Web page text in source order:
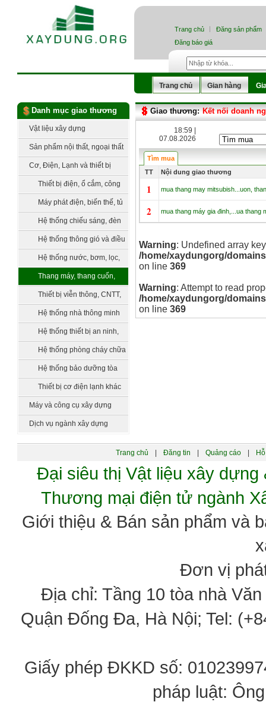
Trang chủ
Đăng sản phẩm
Đăng báo giá
Trang chủ Gian hàng
Danh mục giao thương
Vật liệu xây dựng
Sản phẩm nội thất, ngoại thất
Cơ, Điện, Lạnh và thiết bị
công nghệThiết bị điện, ổ cắm, công
Máy phát điện, biến thế, tủ
điện, trạm điện
Hệ thống chiếu sáng, đèn
trang tríHệ thống thông gió và điều
hòa không khí
Hệ thống nước, bơm, lọc,
bồn chứa, xử lý nước
Thang máy, thang cuốn,
vận thăngThiết bị viễn thông, CNTT,
truyền hìnhHệ thống nhà thông minh
smarthomeHệ thống thiết bị an ninh,
quản lý tòa nhà
Hệ thống phòng cháy chữa
Hệ thống bảo dưỡng tòa
Thiết bị cơ điện lạnh khác
Máy và công cụ xây dựng
Dịch vụ ngành xây dựng
Giao thương: Kết nối doanh
18:59 |
07.08.2026
Tìm mua
TT
Nội dung giao thương
1 mua thang may mitsubish...uon,
2 mua thang máy gia đinh,...ua thang
Warning: Undefined array
/home/xaydungorg/
on line 369
Warning: Attempt to read
/home/xaydungorg/
on line 369
Trang chủ Đăng tin Quảng cáo
Đại siêu thị Vật liệu xây
Thương mại điện tử ngành
Giới thiệu & Bán sản phẩm và
Đơn vị
Địa chỉ: Tầng 10 tòa nhà
Quận Đống Đa, Hà Nội; Tel:
Giấy phép ĐKKD số:
pháp luật: